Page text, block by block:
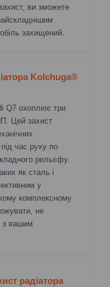
ви зможете
захищений.
Kolchuga®
Q7 охоплює три
Цей захист
час руху по
рельєфу.
як сталь і
у
комплексному
не
з вашим
радіатора